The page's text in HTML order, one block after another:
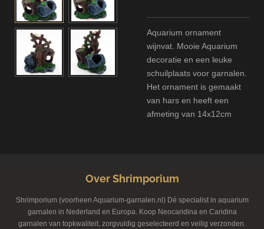
Aquarium ornament
wijnvat. Mooie Aquarium
decoratie en een leuke
schuilplaats voor garnalen.
Het ornament is gemaakt
van hars en heeft een
afmeting van 14x12cm
Over Shrimporium
Shrimporium (voorheen Aquarium-garnalen.nl) Dé specialist in aquarium
garnalen in Nederland en Europa. Koop Neocaridina en Caridina
garnalen van topkwaliteit, zorgvuldig geselecteerd en veilig verzonden.